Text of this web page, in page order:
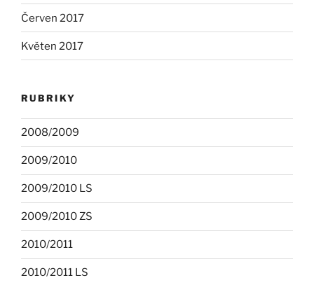
Červen 2017
Květen 2017
RUBRIKY
2008/2009
2009/2010
2009/2010 LS
2009/2010 ZS
2010/2011
2010/2011 LS